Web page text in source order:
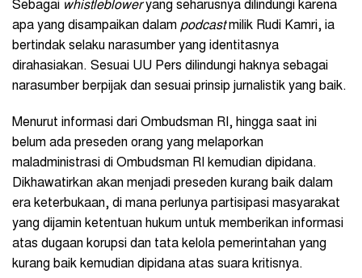
Sebagai whistlebloweryang seharusnya dilindungi karena
apa yang disampaikan dalam podcastmilik Rudi Kamri, ia
bertindak selaku narasumber yang identitasnya
dirahasiakan. Sesuai UU Pers dilindungi haknya sebagai
narasumber berpijak dan sesuai prinsip jurnalistik yang baik.
Menurut informasi dari Ombudsman RI, hingga saat ini
belum ada preseden orang yang melaporkan
maladministrasi di Ombudsman RI kemudian dipidana.
Dikhawatirkan akan menjadi preseden kurang baik dalam
era keterbukaan, di mana perlunya partisipasi masyarakat
yang dijamin ketentuan hukum untuk memberikan informasi
atas dugaan korupsi dan tata kelola pemerintahan yang
kurang baik kemudian dipidana atas suara kritisnya.